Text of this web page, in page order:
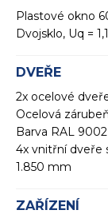
Plastové okno
Dvojsklo, Uq =
DVEŘE
2x ocelové
Ocelová
Barva RAL
4x vnitřní dveře
1.850 mm
ZAŘÍZENÍ